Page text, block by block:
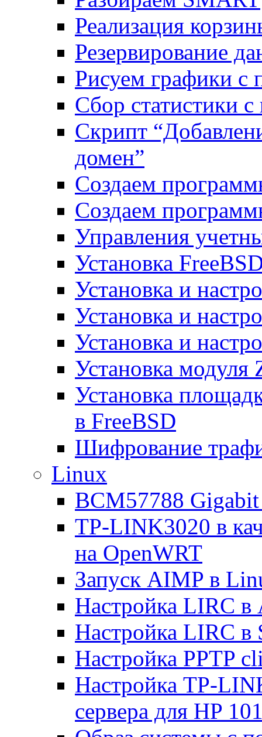
Реализация
Резервирование
Рисуем графики
Сбор статистики
Скрипт
домен”
Создаем
Создаем
Управления
Установка
Установка и
Установка и
Установка и
Установка
Установка
в FreeBSD
Шифрование
Linux
BCM57788
TP-LINK3020 в
на OpenWRT
Запуск AIMP в
Настройка LIRC
Настройка LIRC
Настройка PPTP
Настройка TP-
сервера для HP